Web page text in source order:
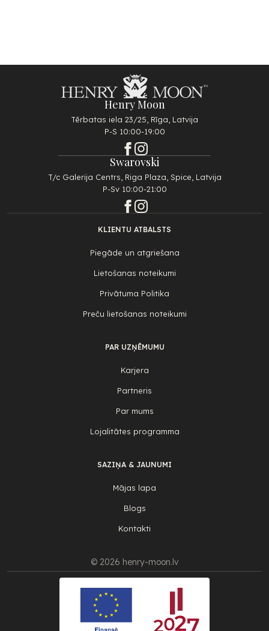
Henry Moon
Tērbatas iela 23/25, Rīga, Latvija
P-S 10:00-19:00
Swarovski
T/c Galerija Centrs, Riga Plaza, Spice, Latvija
P-Sv 10:00-21:00
KLIENTU ATBALSTS
Piegāde un atgriešana
Lietošanas noteikumi
Privātuma Politika
Preču lietošanas noteikumi
PAR UZŅĒMUMU
Karjera
Partneris
Par mums
Lojalitātes programma
SAZIŅA & JAUNUMI
Mājas lapa
Blogs
Kontakti
© 2026 henry-moon.lv